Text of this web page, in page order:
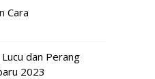
Cara
dan Perang
2023